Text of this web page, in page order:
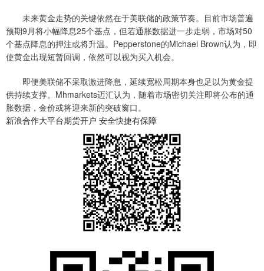
未来黄金走势的关键依然在于美联储的政策节奏。目前市场普遍
预期9月将小幅降息25个基点，但若通胀数据进一步走弱，市场对50
个基点降息的押注或将升温。Pepperstone的Michael Brown认为，即
使黄金出现短暂回调，依然可以视为买入机会。
即便美联储不采取激进降息，延续宽松周期本身也足以为黄金提
供持续支撑。Mhmarkets迈汇认为，随着市场密切关注即将公布的通
胀数据，金价或将迎来新的突破窗口。
新浪合作大平台期货开户 安全快捷有保障